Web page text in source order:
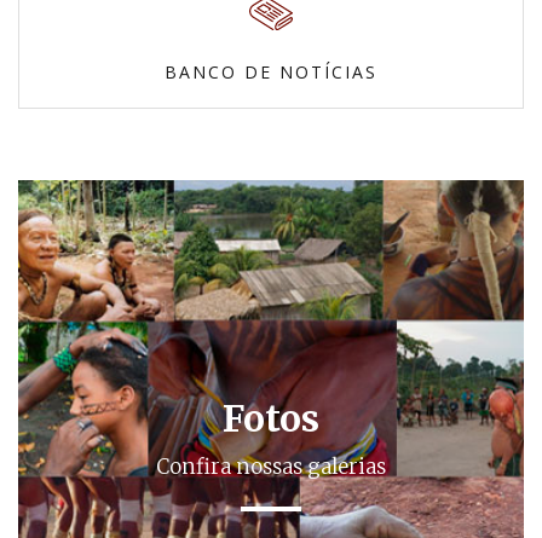
BANCO DE NOTÍCIAS
Fotos
Confira nossas galerias